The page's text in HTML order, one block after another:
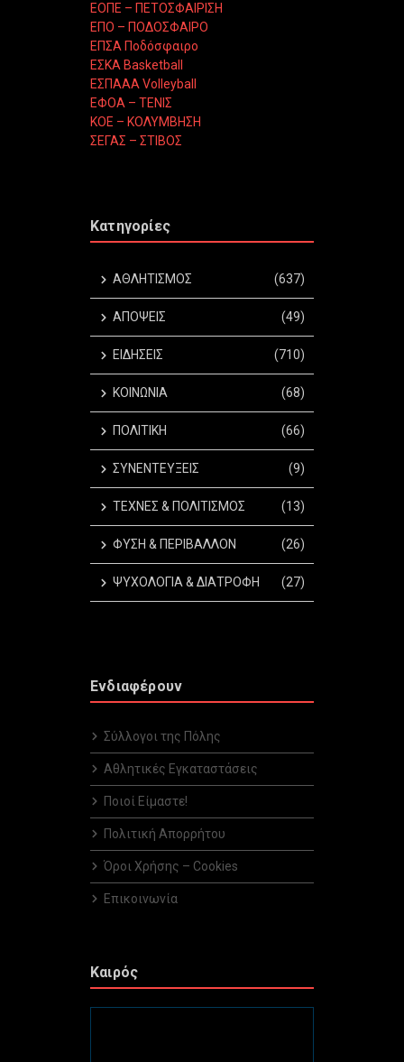
ΕΟΠΕ – ΠΕΤΟΣΦΑΙΡΙΣΗ
ΕΠΟ – ΠΟΔΟΣΦΑΙΡΟ
ΕΠΣΑ Ποδόσφαιρο
ΕΣΚΑ Basketball
ΕΣΠΑΑΑ Volleyball
ΕΦΟΑ – ΤΕΝΙΣ
ΚΟΕ – ΚΟΛΥΜΒΗΣΗ
ΣΕΓΑΣ – ΣΤΙΒΟΣ
Κατηγορίες
ΑΘΛΗΤΙΣΜΟΣ (637)
ΑΠΟΨΕΙΣ (49)
ΕΙΔΗΣΕΙΣ (710)
ΚΟΙΝΩΝΙΑ (68)
ΠΟΛΙΤΙΚΗ (66)
ΣΥΝΕΝΤΕΥΞΕΙΣ (9)
ΤΕΧΝΕΣ & ΠΟΛΙΤΙΣΜΟΣ (13)
ΦΥΣΗ & ΠΕΡΙΒΑΛΛΟΝ (26)
ΨΥΧΟΛΟΓΙΑ & ΔΙΑΤΡΟΦΗ (27)
Ενδιαφέρουν
Σύλλογοι της Πόλης
Αθλητικές Εγκαταστάσεις
Ποιοί Είμαστε!
Πολιτική Απορρήτου
Όροι Χρήσης – Cookies
Επικοινωνία
Καιρός